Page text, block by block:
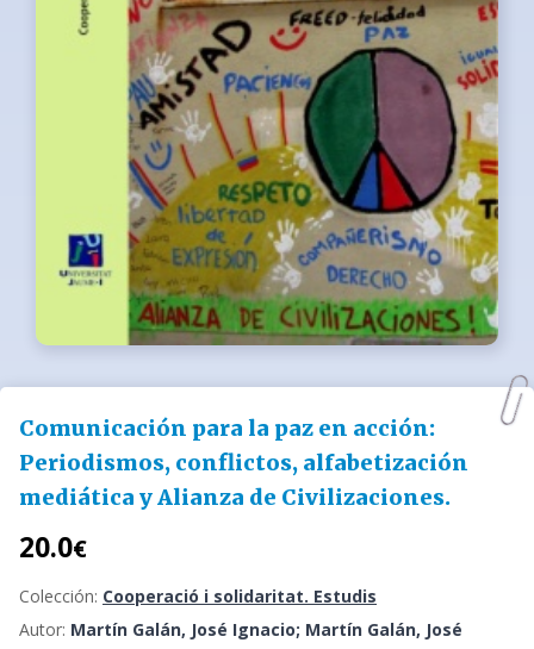
Comunicación para la paz en acción:
Periodismos, conflictos, alfabetización
mediática y Alianza de Civilizaciones.
20.0€
Colección: Cooperació i solidaritat. Estudis
Autor: Martín Galán, José Ignacio; Martín Galán, José